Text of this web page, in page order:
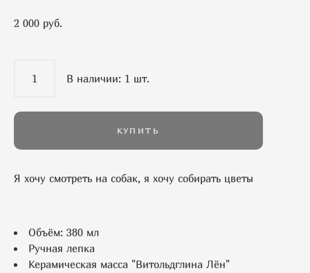
2 000 pуб.
В наличии: 1 шт.
КУПИТЬ
Я хочу смотреть на собак, я хочу собирать цветы
Объём: 380 мл
Ручная лепка
Керамическая масса "Витольдглина Лён"